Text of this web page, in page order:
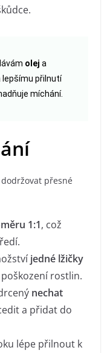
olej a
lepšímu přilnutí
míchání.
přesné
1:1, což
jedné lžičky
rostlin.
nechat
a přidat do
lépe přilnout k